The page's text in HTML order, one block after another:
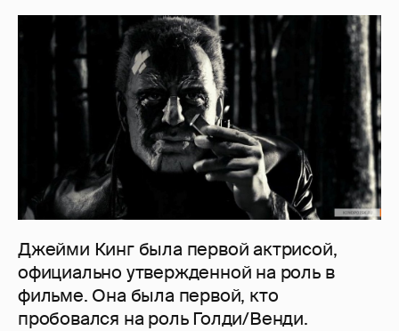
Джейми Кинг была первой актрисой,
официально утвержденной на роль в
фильме. Она была первой, кто
пробовался на роль Голди/Венди.